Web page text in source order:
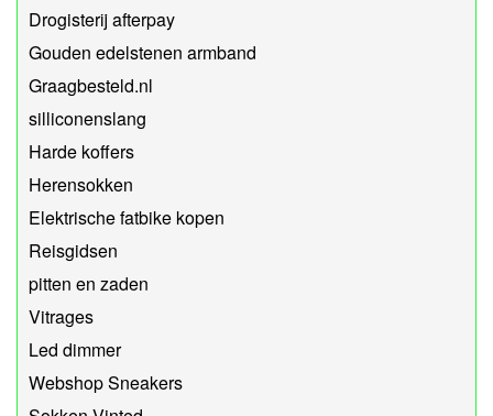
Drogisterij afterpay
Gouden edelstenen armband
Graagbesteld.nl
silliconenslang
Harde koffers
Herensokken
Elektrische fatbike kopen
Reisgidsen
pitten en zaden
Vitrages
Led dimmer
Webshop Sneakers